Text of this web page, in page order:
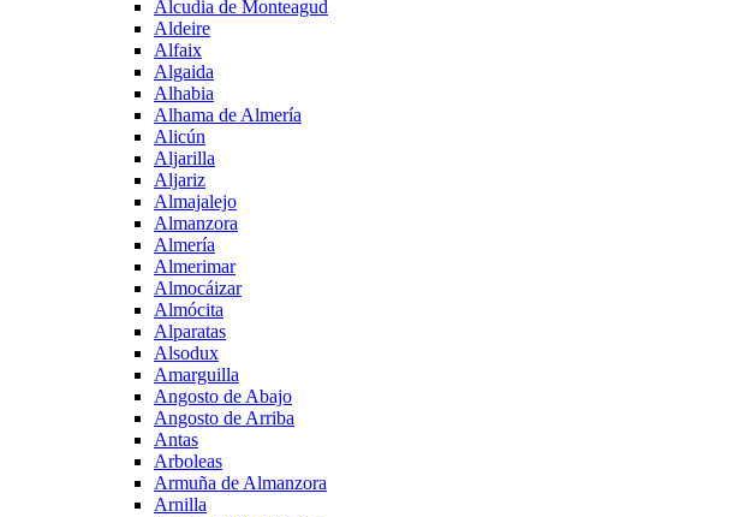
Alcudia de Monteagud
Aldeire
Alfaix
Algaida
Alhabia
Alhama de Almería
Alicún
Aljarilla
Aljariz
Almajalejo
Almanzora
Almería
Almerimar
Almocáizar
Almócita
Alparatas
Alsodux
Amarguilla
Angosto de Abajo
Angosto de Arriba
Antas
Arboleas
Armuña de Almanzora
Arnilla